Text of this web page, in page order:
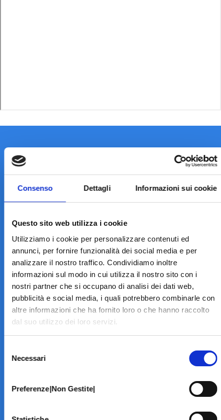
Consenso Dettagli Informazioni sui cookie
Questo sito web utilizza i cookie
Utilizziamo i cookie per personalizzare contenuti ed
annunci, per fornire funzionalità dei social media e per
analizzare il nostro traffico. Condividiamo inoltre
informazioni sul modo in cui utilizza il nostro sito con i
nostri partner che si occupano di analisi dei dati web,
pubblicità e social media, i quali potrebbero combinarle con
altre informazioni che ha fornito loro o che hanno raccolto
dal suo utilizzo dei loro servizi.
delNecessari
Preferenze|Non Gestite|
LA STRUTTURA
Informazioni
Contatti
Specialità
Home Page
PRENOTA ON LINE
INFORMATIVE
Home Page
Modello 231
Amministrazione Trasparente